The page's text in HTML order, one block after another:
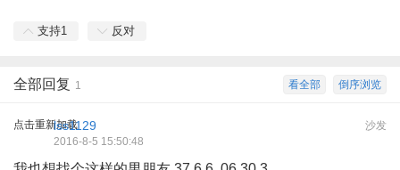
支持1 反对
倒序浏览
看全部
全部回复 1
点击重新加载 沙发
lss1129
2016-8-5 15:50:48